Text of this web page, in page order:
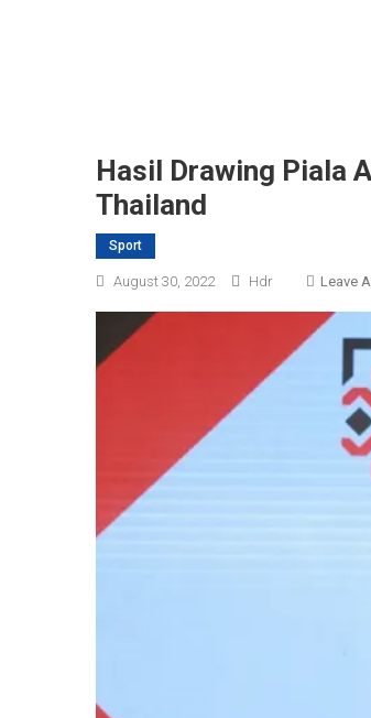
Hasil Drawing Piala
Thailand
Sport
August 30, 2022 Hdr Leave